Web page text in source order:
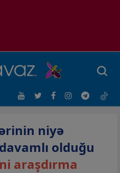
niyə
olduğu
araşdırma